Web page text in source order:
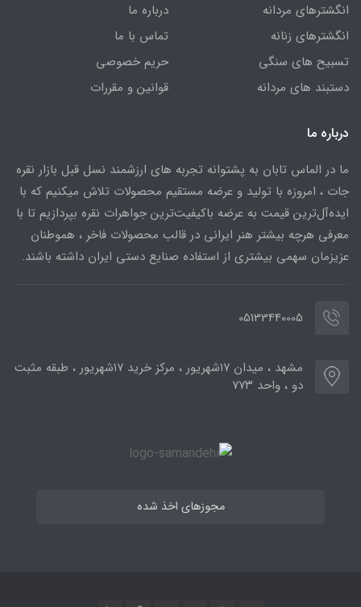
انگشترهای مردانه
انگشترهای زنانه
تسبیح های سنگی
دستبند های مردانه
درباره ما
تماس با ما
حریم خصوصی
قوانین و مقررات
درباره ما
ما در الماس تابان به پشتوانه تجربه های ارزشمند نسل قبل بازار نقره
جات ، امروزه با تولید و عرضه مستقیم محصولات تلاش میکنیم که با
ایده‌آل‌ترین قیمت به عرضه باکیفیت‌ترین جواهرات نقره بپردازیم تا با
معرفی هرچه بیشتر هنر ایرانی در قالب محصولات فاخر ، هموطنان
عزیزمان سهمی بیشتری از استفاده صنایع دستی ایران داشته باشند.
05133440005
مشهد ، میدان ۱۷شهریور ، مرکز خرید ۱۷شهریور ، طبقه مثبت
دو ، واحد ۷۷۳
مجوزهای اخذ شده